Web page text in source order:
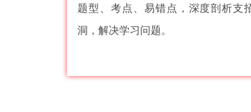
题型、考点、易错点，深度剖析支
洞，解决学习问题。